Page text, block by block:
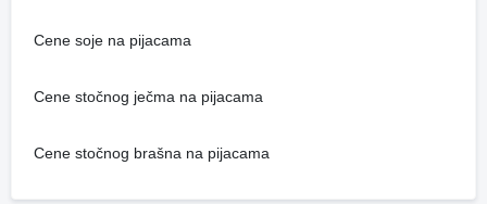
Cene soje na pijacama
Cene stočnog ječma na pijacama
Cene stočnog brašna na pijacama